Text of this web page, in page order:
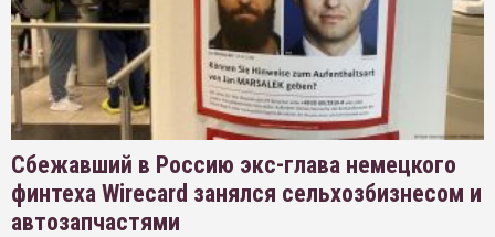
Сбежавший в Россию экс-глава немецкого
финтеха Wirecard занялся сельхозбизнесом и
автозапчастями